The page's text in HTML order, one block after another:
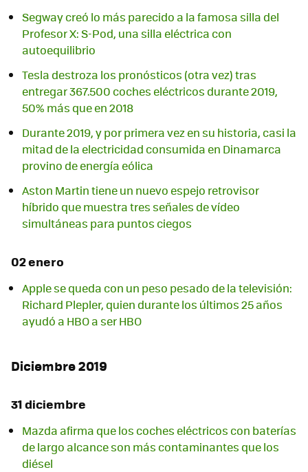
Segway creó lo más parecido a la famosa silla del
Profesor X: S-Pod, una silla eléctrica con
autoequilibrio
Tesla destroza los pronósticos (otra vez) tras
entregar 367.500 coches eléctricos durante 2019,
50% más que en 2018
Durante 2019, y por primera vez en su historia, casi la
mitad de la electricidad consumida en Dinamarca
provino de energía eólica
Aston Martin tiene un nuevo espejo retrovisor
híbrido que muestra tres señales de vídeo
simultáneas para puntos ciegos
02 enero
Apple se queda con un peso pesado de la televisión:
Richard Plepler, quien durante los últimos 25 años
ayudó a HBO a ser HBO
Diciembre 2019
31 diciembre
Mazda afirma que los coches eléctricos con baterías
de largo alcance son más contaminantes que los
diésel